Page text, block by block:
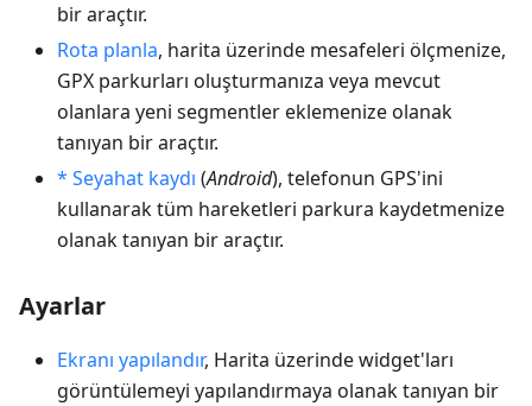
bir araçtır.
Rota planla, harita üzerinde mesafeleri ölçmenize,
GPX parkurları oluşturmanıza veya mevcut
olanlara yeni segmentler eklemenize olanak
tanıyan bir araçtır.
* Seyahat kaydı (Android), telefonun GPS'ini
kullanarak tüm hareketleri parkura kaydetmenize
olanak tanıyan bir araçtır.
Ayarlar
Ekranı yapılandır, Harita üzerinde widget'ları
görüntülemeyi yapılandırmaya olanak tanıyan bir